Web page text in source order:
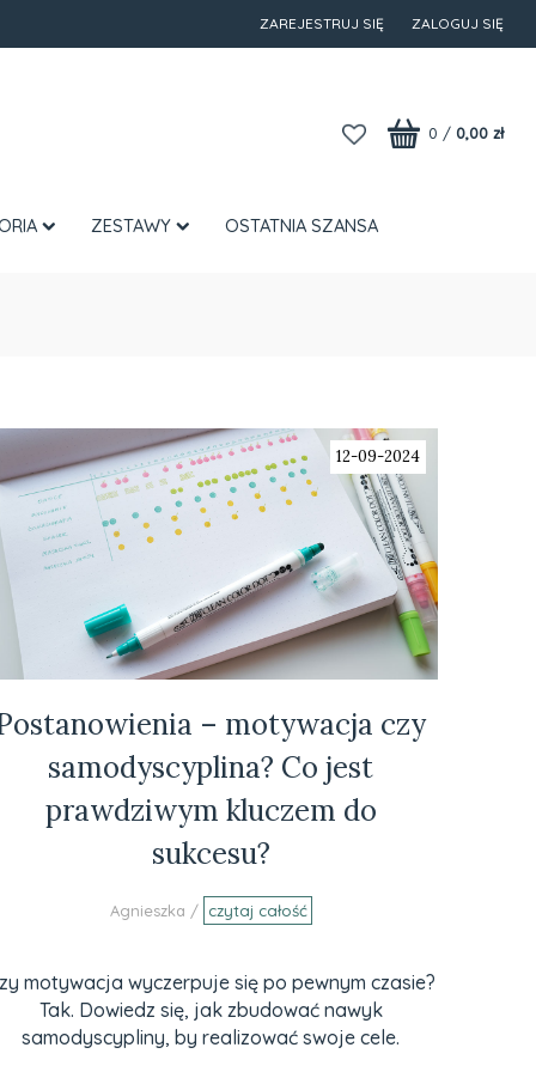
ZAREJESTRUJ SIĘ ZALOGUJ SIĘ
0 / 0,00 zł
ZESTAWY OSTATNIA SZANSA
12-09-2024
– motywacja czy
samodyscyplina? Co jest
prawdziwym kluczem do
sukcesu?
Agnieszka / czytaj całość
motywacja wyczerpuje się po pewnym czasie?
Tak. Dowiedz się, jak zbudować nawyk
samodyscypliny, by realizować swoje cele.